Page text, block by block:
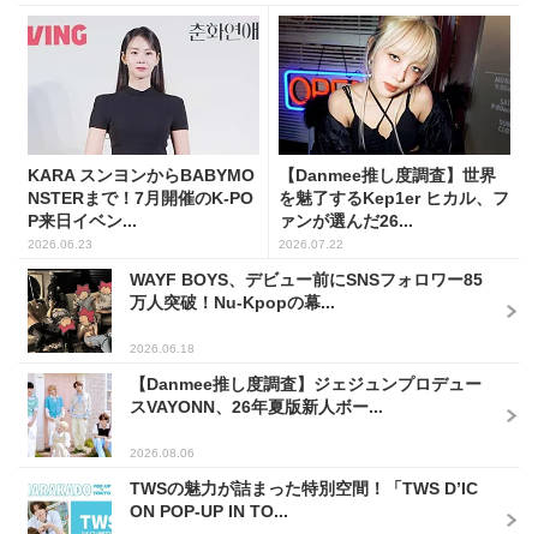
KARA スンヨンからBABYMO
NSTERまで！7月開催のK-PO
P来日イベン...
2026.06.23
【Danmee推し度調査】世界
を魅了するKep1er ヒカル、フ
ァンが選んだ26...
2026.07.22
WAYF BOYS、デビュー前にSNSフォロワー85
万人突破！Nu-Kpopの幕...
2026.06.18
【Danmee推し度調査】ジェジュンプロデュー
スVAYONN、26年夏版新人ボー...
2026.08.06
TWSの魅力が詰まった特別空間！「TWS D’IC
ON POP-UP IN TO...